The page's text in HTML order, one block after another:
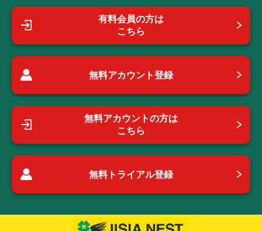
有料会員の方は
こちら
無料アカウント登録
無料アカウントの方は
こちら
無料トライアル登録